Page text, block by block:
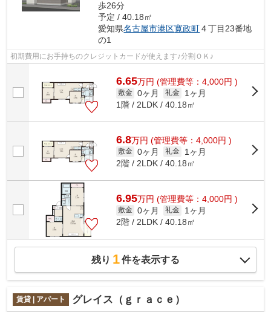
歩26分
予定 / 40.18㎡
愛知県名古屋市港区寛政町４丁目23番地
の1
初期費用にお手持ちのクレジットカードが使えます♪分割ＯＫ♪
6.65万円 (管理費等：4,000円 )
敷金 0ヶ月 礼金
1ヶ月
1階 / 2LDK / 40.18㎡
6.8万円 (管理費等：4,000円 )
敷金 0ヶ月 礼金
1ヶ月
2階 / 2LDK / 40.18㎡
6.95万円 (管理費等：4,000円 )
敷金 0ヶ月 礼金
1ヶ月
2階 / 2LDK / 40.18㎡
残り 1件を表示する
賃貸 | アパート グレイス（ｇｒａｃｅ）